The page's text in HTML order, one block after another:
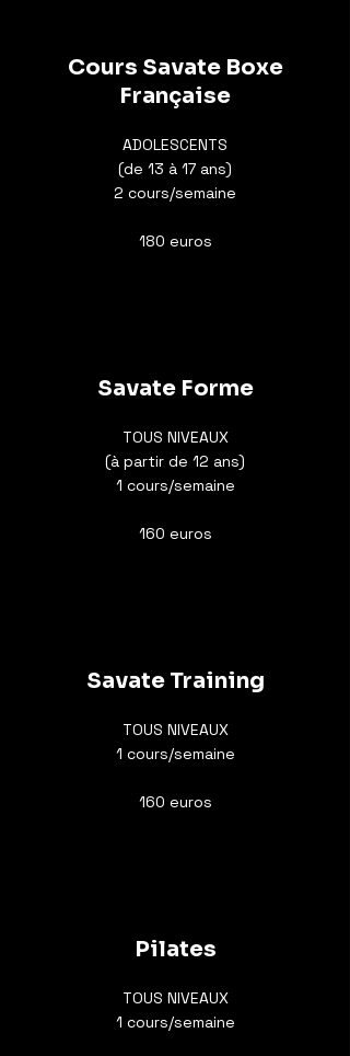
Cours Savate Boxe
Française
ADOLESCENTS
(de 13 à 17 ans)
2 cours/semaine
180 euros
Savate Forme
TOUS NIVEAUX
(à partir de 12 ans)
1 cours/semaine
160 euros
Savate Training
TOUS NIVEAUX
1 cours/semaine
160 euros
Pilates
TOUS NIVEAUX
1 cours/semaine